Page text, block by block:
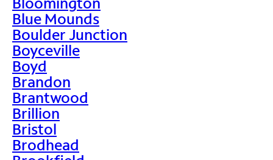
Blue Mounds
Boulder Junction
Boyceville
Boyd
Brandon
Brantwood
Brillion
Bristol
Brodhead